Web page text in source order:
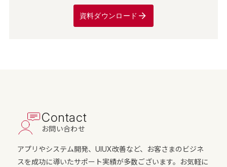
資料ダウンロード
Contact
お問い合わせ
アプリやシステム開発、UIUX改善など、お客さまのビジネ
スを成功に導いたサポート実績が多数ございます。お気軽に